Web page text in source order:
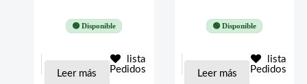
🟢 Disponible
Leer más
lista
Pedidos
🟢 Disponible
Leer más
lista
Pedidos